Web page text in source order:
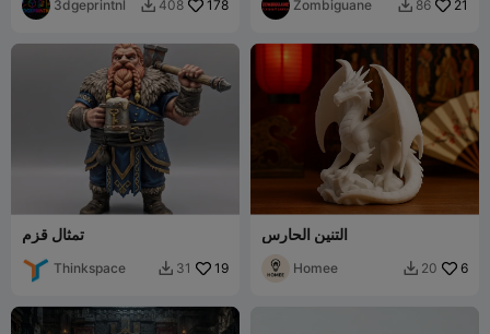
3dgeprintnl  408 178 Zombiguane  86 21
تمثال قزم
Thinkspace  31 19
التنين الحارس
Homee  20 6